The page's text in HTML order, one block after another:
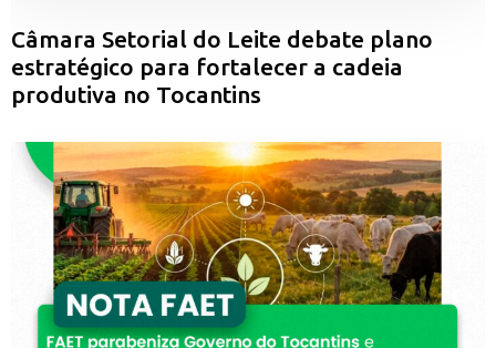
Câmara Setorial do Leite debate plano
estratégico para fortalecer a cadeia
produtiva no Tocantins